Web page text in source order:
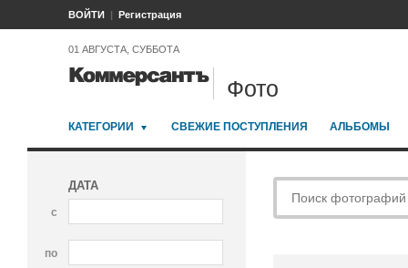
ВОЙТИ Регистрация
01 АВГУСТА, СУББОТА
Фото
КАТЕГОРИИ СВЕЖИЕ ПОСТУПЛЕНИЯ АЛЬБОМЫ
ДАТА
с
по